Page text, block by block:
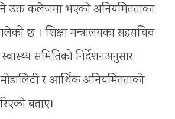
उक्त कलेजमा भएको अनियमितताका
छ । शिक्षा मन्त्रालयका सहसचिव
समितिको निर्देशनअनुसार
र आर्थिक अनियमितताको
बताए।